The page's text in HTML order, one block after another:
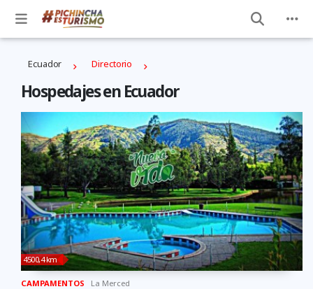
Ecuador Directorio
Hospedajes en Ecuador
4500,4 km
CAMPAMENTOS La Merced